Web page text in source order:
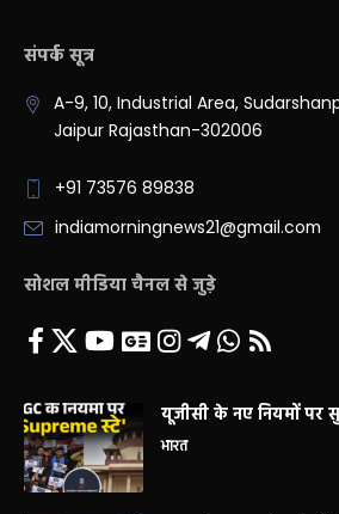
संपर्क सूत्र
A-9, 10, Industrial Area,
Jaipur Rajasthan-302006
+91 73576 89838
indiamorningnews21@gmail.com
सोशल मीडिया चैनल से जुड़े
यूजीसी के नए नियमों पर
भारत